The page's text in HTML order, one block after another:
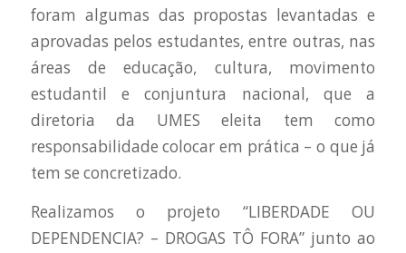
foram algumas das propostas levantadas e
aprovadas pelos estudantes, entre outras, nas
áreas de educação, cultura, movimento
estudantil e conjuntura nacional, que a
diretoria da UMES eleita tem como
responsabilidade colocar em prática – o que já
tem se concretizado.
Realizamos o projeto “LIBERDADE OU
DEPENDENCIA? – DROGAS TÔ FORA” junto ao